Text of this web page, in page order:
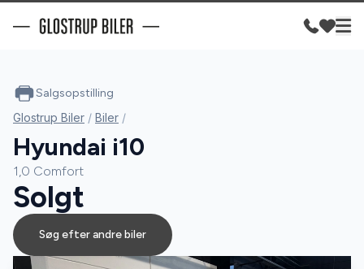
Salgsopstilling
Glostrup Biler / Biler /
Hyundai i10
1,0 Comfort
Solgt
Søg efter andre biler